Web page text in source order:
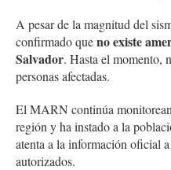
A pesar de la magnitud del
confirmado queno existe
Salvador. Hasta el momento,
personas afectadas.
El MARN continúa
región y ha instado a la
atenta a la información oficial a
autorizados.